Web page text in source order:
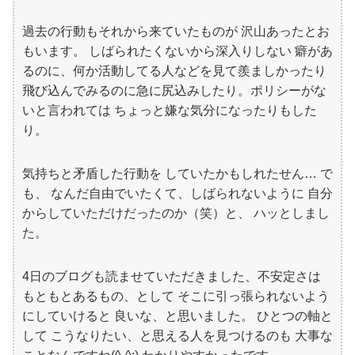
過去の行動もそれから来ていたものが 沢山あったとお
もいます。 しばられたくないから深入りしない 癖があ
るのに、何か活動してる人などを見て羨ましかったり
飛び込んでみるのに急に尻込みしたり。ポリシーがな
いと言われては ちょっと嫌な気分になったりもした
り。
気持ちと矛盾した行動を していたかもしれたせん… で
も、 なんだ自由でいたくて、しばられないように 自分
からしていただけだったのか（笑）と、 ハッとしまし
た。
4日のブログも読ませていただきました、不安定さは
もともとあるもの、として そこに引っ張られないよう
にしていけると 良いな、と思いました。 ひとつの軸と
して こうなりたい、と思える人を見つけるのも 大事な